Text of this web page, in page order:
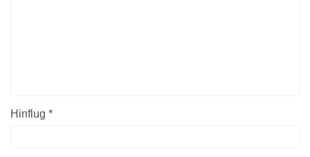
Hinflug *